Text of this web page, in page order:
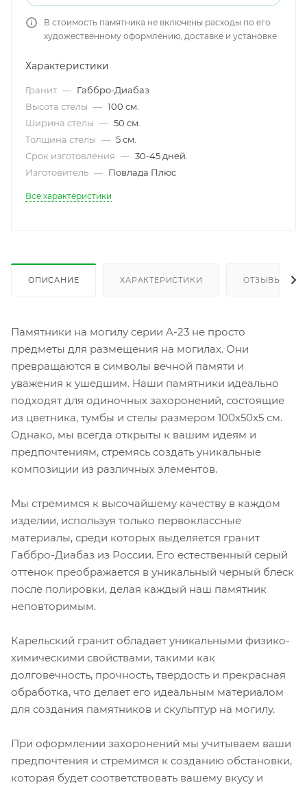
В стоимость памятника не включены расходы по его
художественному оформлению, доставке и установке
Характеристики
Гранит — Габбро-Диабаз
Высота стелы — 100 см.
Ширина стелы — 50 см.
Толщина стелы — 5 см.
Срок изготовления — 30-45 дней.
Изготовитель — Повлада Плюс
Все характеристики
ОПИСАНИЕ ХАРАКТЕРИСТИКИ ОТЗЫВЫ
Памятники на могилу серии A-23 не просто
предметы для размещения на могилах. Они
превращаются в символы вечной памяти и
уважения к ушедшим. Наши памятники идеально
подходят для одиночных захоронений, состоящие
из цветника, тумбы и стелы размером 100х50х5 см.
Однако, мы всегда открыты к вашим идеям и
предпочтениям, стремясь создать уникальные
композиции из различных элементов.
Мы стремимся к высочайшему качеству в каждом
изделии, используя только первоклассные
материалы, среди которых выделяется гранит
Габбро-Диабаз из России. Его естественный серый
оттенок преображается в уникальный черный блеск
после полировки, делая каждый наш памятник
неповторимым.
Карельский гранит обладает уникальными физико-
химическими свойствами, такими как
долговечность, прочность, твердость и прекрасная
обработка, что делает его идеальным материалом
для создания памятников и скульптур на могилу.
При оформлении захоронений мы учитываем ваши
предпочтения и стремимся к созданию обстановки,
которая будет соответствовать вашему вкусу и